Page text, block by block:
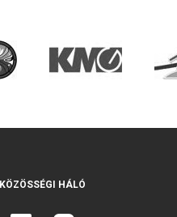
KÖZÖSSÉGI HÁLÓ